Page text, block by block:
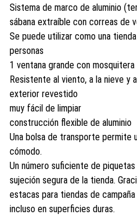
Sistema de marco de aluminio
sábana extraíble con correas de
Se puede utilizar como una
personas
1 ventana grande con
Resistente al viento, a la nieve y
exterior revestido
muy fácil de limpiar
construcción flexible de aluminio
Una bolsa de transporte permite
cómodo.
Un número suficiente de
sujeción segura de la tienda.
estacas para tiendas de
incluso en superficies duras.